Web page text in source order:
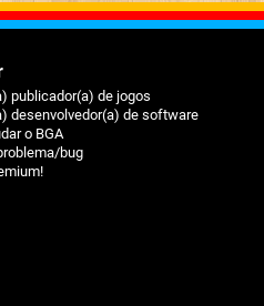
publicador(a) de jogos
desenvolvedor(a) de software
o BGA
bug